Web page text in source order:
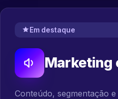
Em destaque
Marketing
Conteúdo, segmentação